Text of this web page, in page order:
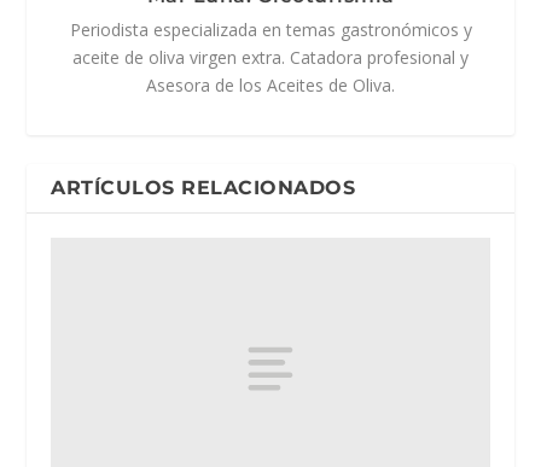
Periodista especializada en temas gastronómicos y
aceite de oliva virgen extra. Catadora profesional y
Asesora de los Aceites de Oliva.
ARTÍCULOS RELACIONADOS